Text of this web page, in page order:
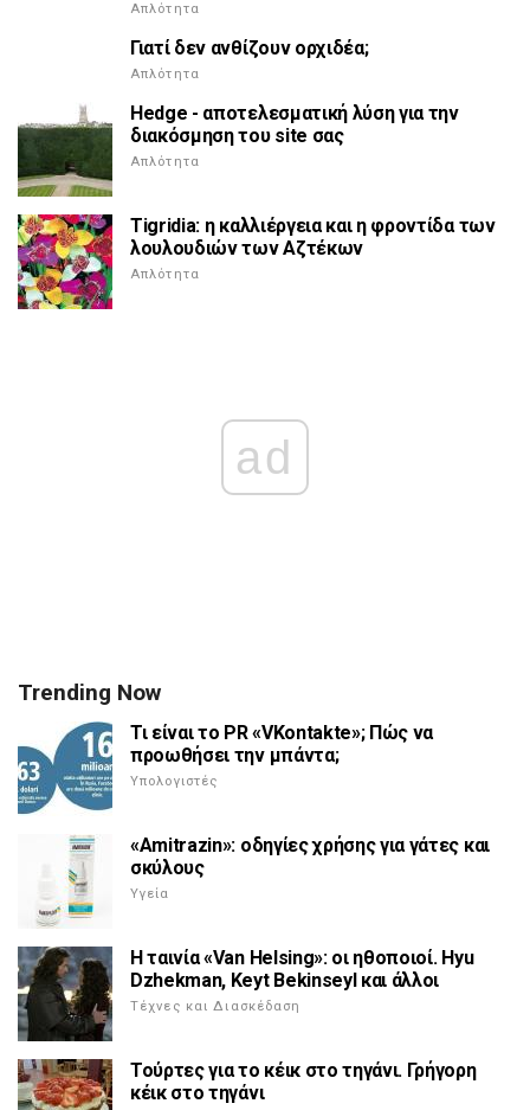
Απλότητα
Γιατί δεν ανθίζουν ορχιδέα;
Απλότητα
Hedge - αποτελεσματική λύση για την
διακόσμηση του site σας
Απλότητα
Tigridia: η καλλιέργεια και η φροντίδα των
λουλουδιών των Αζτέκων
Απλότητα
ad
Trending Now
Τι είναι το PR «VKontakte»; Πώς να
προωθήσει την μπάντα;
Υπολογιστές
«Amitrazin»: οδηγίες χρήσης για γάτες και
σκύλους
Υγεία
Η ταινία «Van Helsing»: οι ηθοποιοί. Hyu
Dzhekman, Keyt Bekinseyl και άλλοι
Τέχνες και Διασκέδαση
Τούρτες για το κέικ στο τηγάνι. Γρήγορη
κέικ στο τηγάνι